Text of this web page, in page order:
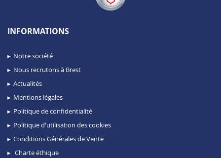
INFORMATIONS
Notre société
Nous recrutons à Brest
Actualités
Mentions légales
Politique de confidentialité
Politique d'utilisation des cookies
Conditions Générales de Vente
Charte éthique